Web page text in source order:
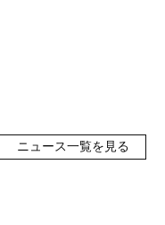
ニュース一覧を見る